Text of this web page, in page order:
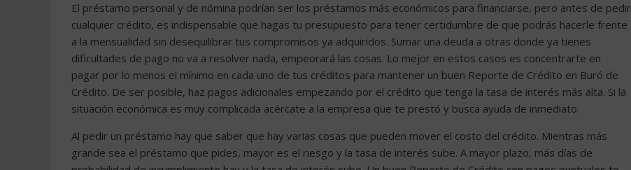
El préstamo personal y de nómina podrían ser los préstamos más económicos para financiarse, pero antes de pedir
cualquier crédito, es indispensable que hagas tu presupuesto para tener certidumbre de que podrás hacerle frente
a la mensualidad sin desequilibrar tus compromisos ya adquiridos. Sumar una deuda a otras donde ya tienes
dificultades de pago no va a resolver nada, empeorará las cosas. Lo mejor en estos casos es concentrarte en
pagar por lo menos el mínimo en cada uno de tus créditos para mantener un buen Reporte de Crédito en Buró de
Crédito. De ser posible, haz pagos adicionales empezando por el crédito que tenga la tasa de interés más alta. Si la
situación económica es muy complicada acércate a la empresa que te prestó y busca ayuda de inmediato.
Al pedir un préstamo hay que saber que hay varias cosas que pueden mover el costo del crédito. Mientras más
grande sea el préstamo que pides, mayor es el riesgo y la tasa de interés sube. A mayor plazo, más días de